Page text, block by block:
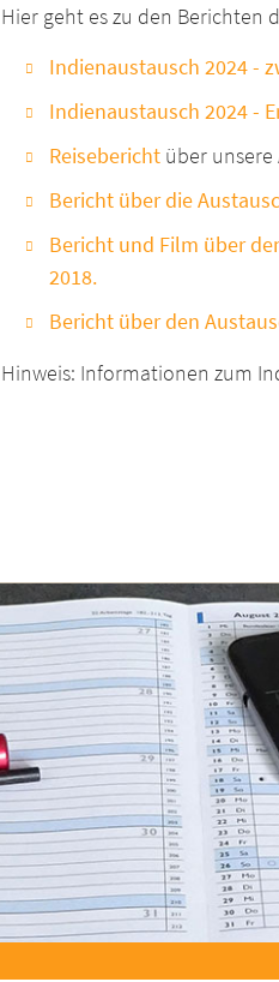
Hier geht es zu den Berichten
Indienaustausch 2024 -
Indienaustausch 2024 -
Reisebericht über unsere
Bericht über die
Bericht und Film über
2018.
Bericht über den
Hinweis: Informationen zum